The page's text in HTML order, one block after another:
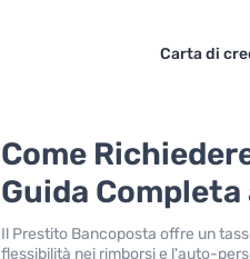
Carta di
Come
Guida
Il Prestito Bancoposta offre un
flessibilità nei rimborsi e l'auto-